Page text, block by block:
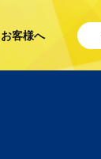
お客様へ